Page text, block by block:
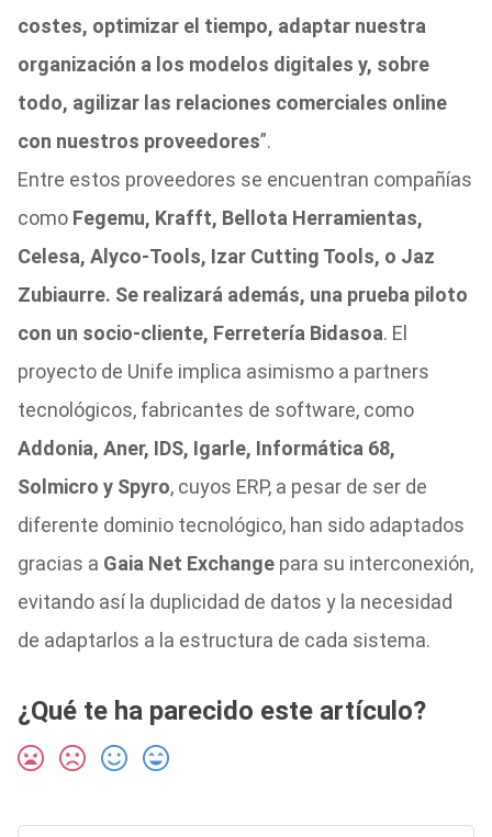
costes, optimizar el tiempo, adaptar nuestra
organización a los modelos digitales y, sobre
todo, agilizar las relaciones comerciales online
con nuestros proveedores”.
Entre estos proveedores se encuentran compañías
como Fegemu, Krafft, Bellota Herramientas,
Celesa, Alyco-Tools, Izar Cutting Tools, o Jaz
Zubiaurre. Se realizará además, una prueba piloto
con un socio-cliente, Ferretería Bidasoa. El
proyecto de Unife implica asimismo a partners
tecnológicos, fabricantes de software, como
Addonia, Aner, IDS, Igarle, Informática 68,
Solmicro y Spyro, cuyos ERP, a pesar de ser de
diferente dominio tecnológico, han sido adaptados
gracias a Gaia Net Exchangepara su interconexión,
evitando así la duplicidad de datos y la necesidad
de adaptarlos a la estructura de cada sistema.
¿Qué te ha parecido este artículo?